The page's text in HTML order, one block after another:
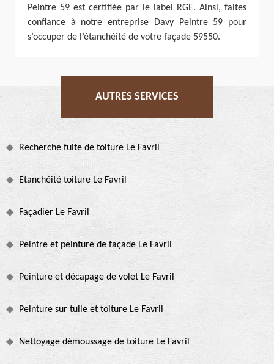
Peintre 59 est certifiée par le label RGE. Ainsi, faites
confiance à notre entreprise Davy Peintre 59 pour
s’occuper de l’étanchéité de votre façade 59550.
AUTRES SERVICES
Recherche fuite de toiture Le Favril
Etanchéité toiture Le Favril
Façadier Le Favril
Peintre et peinture de façade Le Favril
Peinture et décapage de volet Le Favril
Peinture sur tuile et toiture Le Favril
Nettoyage démoussage de toiture Le Favril